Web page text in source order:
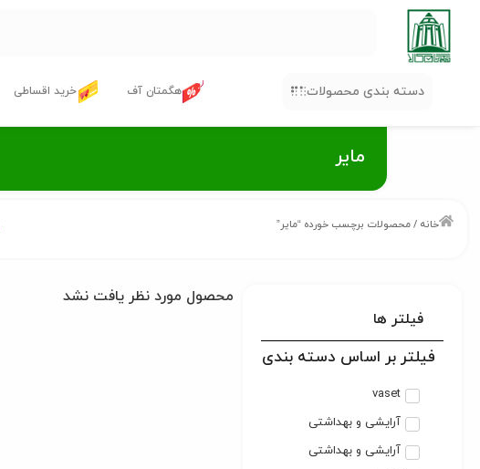
دسته بندی محصولات هگمتان آف خرید اقساطی
مایر
خانه / محصولات برچسب خورده “مایر”
فیلتر ها
فیلتر بر اساس دسته بندی
vaset
آرایشی و بهداشتی
آرایشی و بهداشتی
محصول مورد نظر یافت نشد